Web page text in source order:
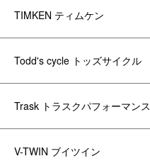
TIMKEN ティムケン
Todd's cycle トッズサイクル
Trask トラスクパフォーマンス
V-TWIN ブイツイン